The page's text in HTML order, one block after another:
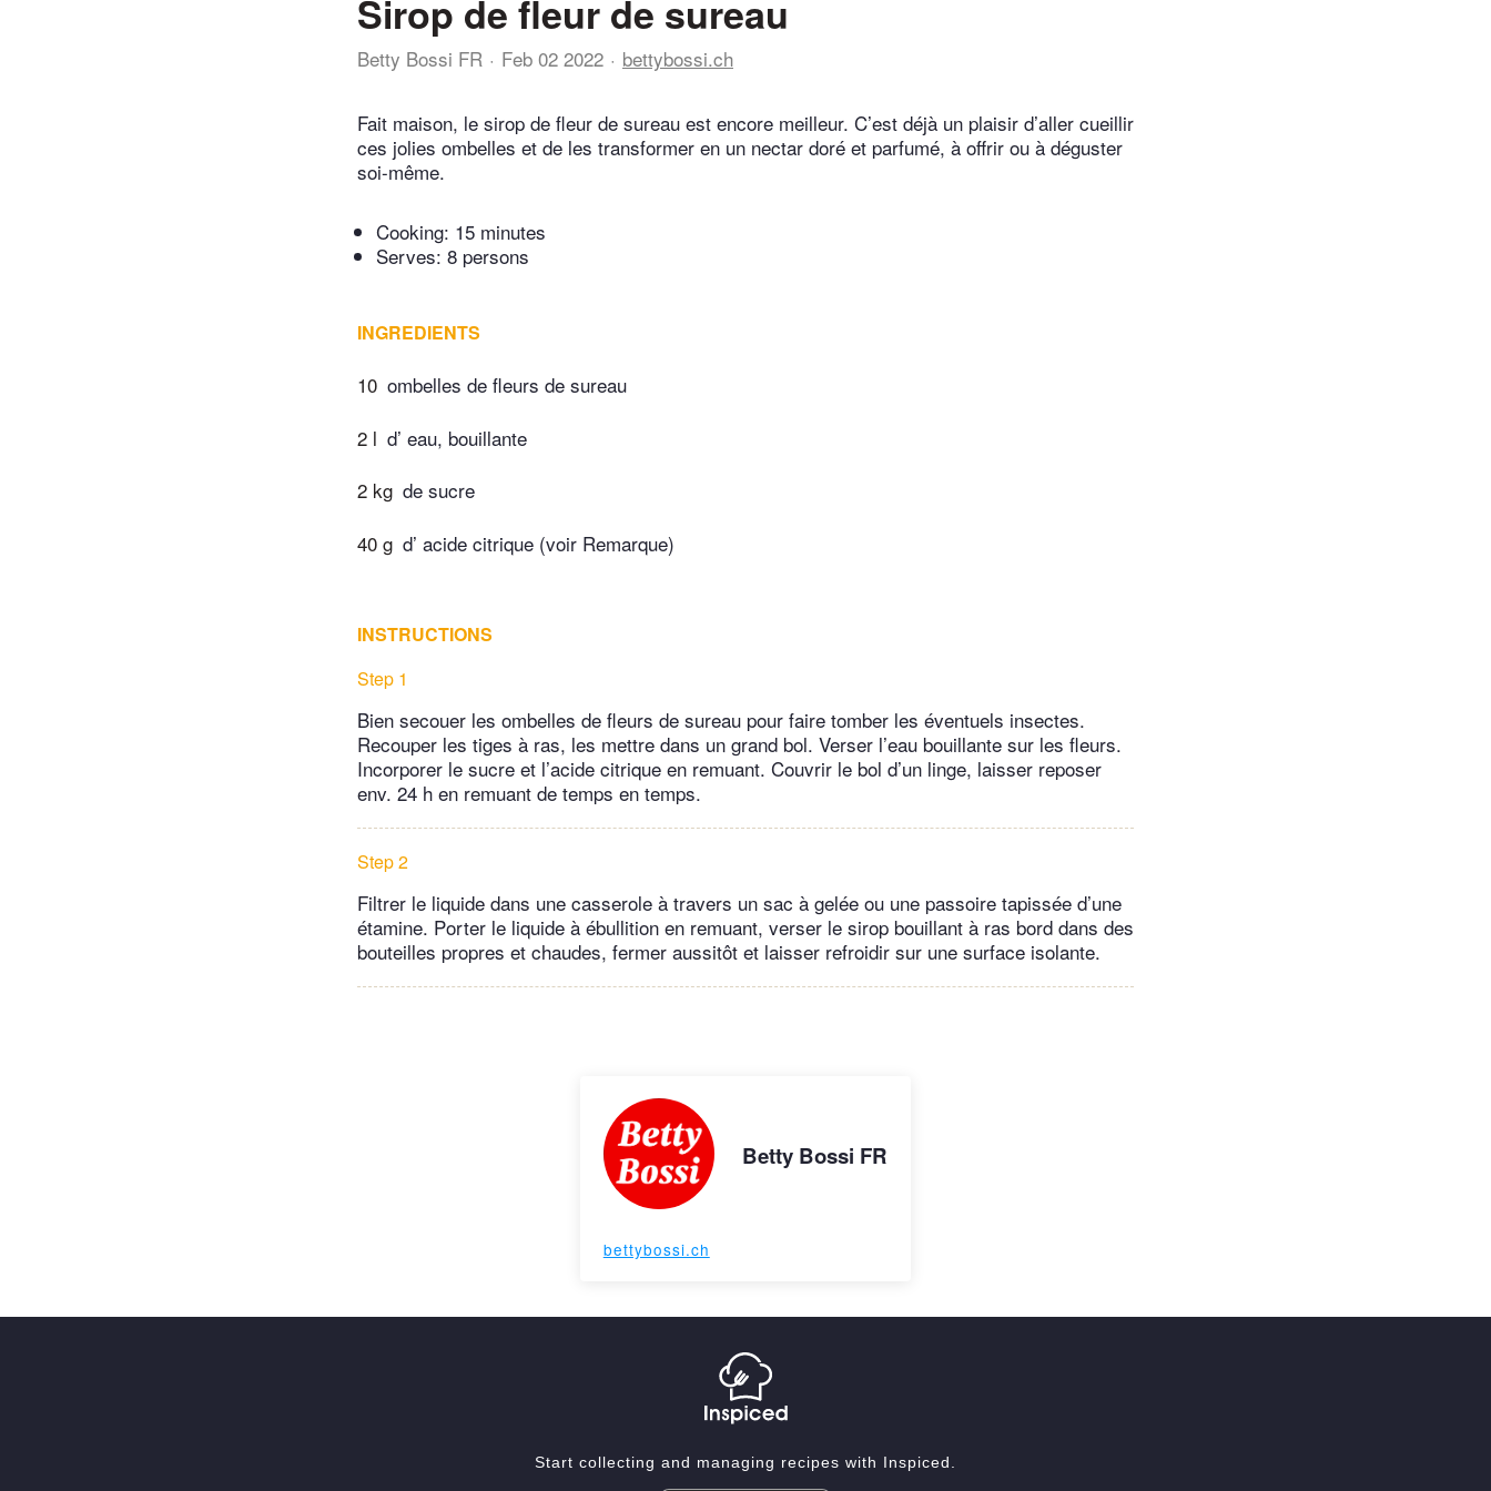
Sirop de fleur de sureau
Betty Bossi FR Feb 02 2022 bettybossi.ch
Fait maison, le sirop de fleur de sureau est encore meilleur. C’est déjà un plaisir d’aller cueillir
ces jolies ombelles et de les transformer en un nectar doré et parfumé, à offrir ou à déguster
soi-même.
Cooking: 15 minutes
Serves: 8 persons
INGREDIENTS
10 ombelles de fleurs de sureau
2 l d’ eau, bouillante
2 kg de sucre
40 g d’ acide citrique (voir Remarque)
INSTRUCTIONS
Step 1
Bien secouer les ombelles de fleurs de sureau pour faire tomber les éventuels insectes.
Recouper les tiges à ras, les mettre dans un grand bol. Verser l’eau bouillante sur les fleurs.
Incorporer le sucre et l’acide citrique en remuant. Couvrir le bol d’un linge, laisser reposer
env. 24 h en remuant de temps en temps.
Step 2
Filtrer le liquide dans une casserole à travers un sac à gelée ou une passoire tapissée d’une
étamine. Porter le liquide à ébullition en remuant, verser le sirop bouillant à ras bord dans des
bouteilles propres et chaudes, fermer aussitôt et laisser refroidir sur une surface isolante.
Betty Bossi FR
bettybossi.ch
Start collecting and managing recipes with Inspiced.